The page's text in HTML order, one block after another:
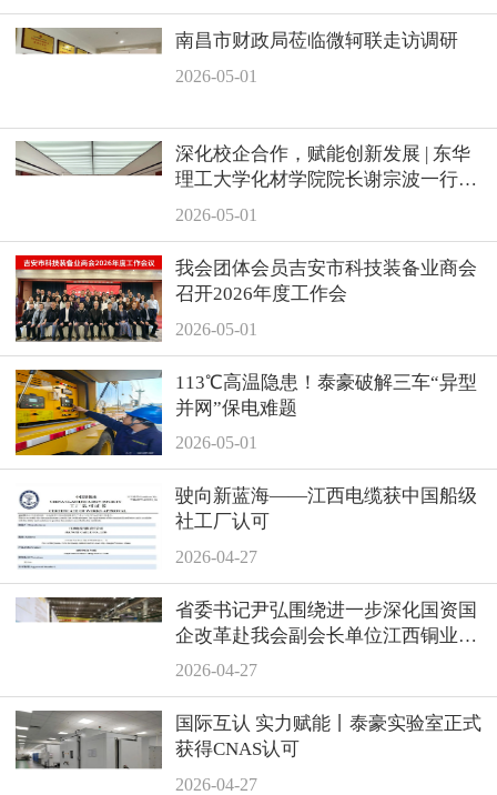
南昌市财政局莅临微轲联走访调研
2026-05-01
深化校企合作，赋能创新发展 | 东华
理工大学化材学院院长谢宗波一行莅
临吉安鑫泰开展产学研对接调研
2026-05-01
我会团体会员吉安市科技装备业商会
召开2026年度工作会
2026-05-01
113℃高温隐患！泰豪破解三车“异型
并网”保电难题
2026-05-01
驶向新蓝海——江西电缆获中国船级
社工厂认可
2026-04-27
省委书记尹弘围绕进一步深化国资国
企改革赴我会副会长单位江西铜业集
团调研
2026-04-27
国际互认 实力赋能丨泰豪实验室正式
获得CNAS认可
2026-04-27